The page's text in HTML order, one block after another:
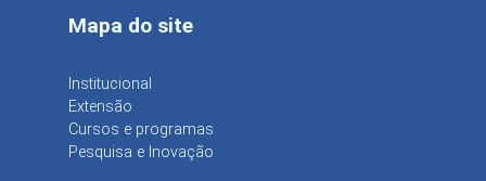
Mapa do site
Institucional
Extensão
Cursos e programas
Pesquisa e Inovação